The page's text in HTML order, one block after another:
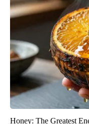
Honey: The Greatest